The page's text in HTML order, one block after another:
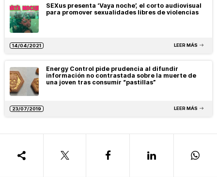
SEXus presenta ‘Vaya noche’, el corto audiovisual
para promover sexualidades libres de violencias
14/04/2021 LEER MÁS
Energy Control pide prudencia al difundir
información no contrastada sobre la muerte de
una joven tras consumir “pastillas”
23/07/2019 LEER MÁS